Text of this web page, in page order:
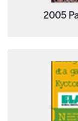
2005